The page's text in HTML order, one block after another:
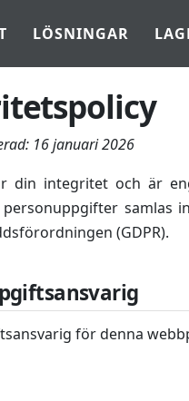
LÖSNINGAR
16 januari 2026
din integritet och är
samlas
(GDPR).
för denna